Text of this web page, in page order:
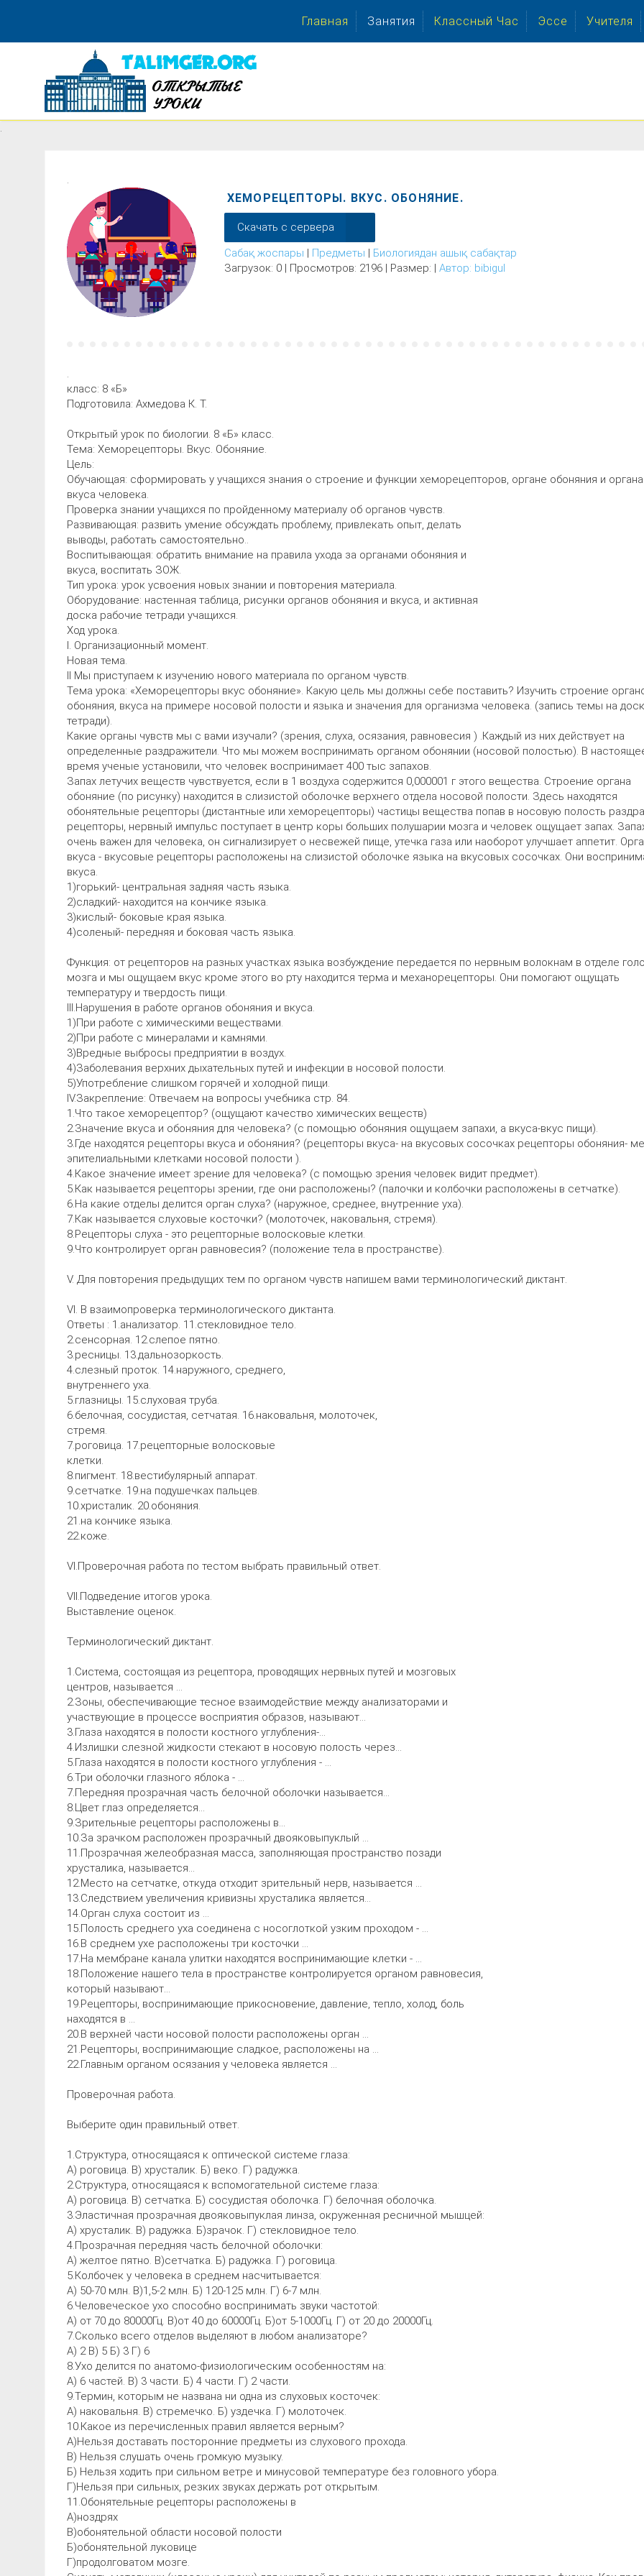
Главная Занятия Классный Час Эссе Учителя
.
.
ХЕМОРЕЦЕПТОРЫ. ВКУС. ОБОНЯНИЕ.
Скачать с сервера
Сабақ жоспары | Предметы | Биологиядан ашық сабақтар
Загрузок: 0 | Просмотров: 2196 | Размер: | Автор: bibigul
класс: 8 «Б»
Подготовила: Ахмедова К. Т.
Открытый урок по биологии. 8 «Б» класс.
Тема: Хеморецепторы. Вкус. Обоняние.
Цель:
Обучающая: сформировать у учащихся знания о строение и функции хеморецепторов, органе обоняния и органа
вкуса человека.
Проверка знании учащихся по пройденному материалу об органов чувств.
Развивающая: развить умение обсуждать проблему, привлекать опыт, делать
выводы, работать самостоятельно..
Воспитывающая: обратить внимание на правила ухода за органами обоняния и
вкуса, воспитать ЗОЖ.
Тип урока: урок усвоения новых знании и повторения материала.
Оборудование: настенная таблица, рисунки органов обоняния и вкуса, и активная
доска рабочие тетради учащихся.
Ход урока.
I. Организационный момент.
Новая тема.
II Мы приступаем к изучению нового материала по органом чувств.
Тема урока: «Хеморецепторы вкус обоняние». Какую цель мы должны себе поставить? Изучить строение
обоняния, вкуса на примере носовой полости и языка и значения для организма человека. (запись темы на
тетради).
Какие органы чувств мы с вами изучали? (зрения, слуха, осязания, равновесия ) .Каждый из них действует на
определенные раздражители. Что мы можем воспринимать органом обонянии (носовой полостью). В
время ученые установили, что человек воспринимает 400 тыс запахов.
Запах летучих веществ чувствуется, если в 1 воздуха содержится 0,000001 г этого вещества. Строение органа
обоняние (по рисунку) находится в слизистой оболочке верхнего отдела носовой полости. Здесь находятся
обонятельные рецепторы (дистантные или хеморецепторы) частицы вещества попав в носовую полость
рецепторы, нервный импульс поступает в центр коры больших полушарии мозга и человек ощущает запах.
очень важен для человека, он сигнализирует о несвежей пище, утечка газа или наоборот улучшает аппетит.
вкуса - вкусовые рецепторы расположены на слизистой оболочке языка на вкусовых сосочках. Они
вкуса.
1)горький- центральная задняя часть языка.
2)сладкий- находится на кончике языка.
3)кислый- боковые края языка.
4)соленый- передняя и боковая часть языка.
Функция: от рецепторов на разных участках языка возбуждение передается по нервным волокнам в отделе
мозга и мы ощущаем вкус кроме этого во рту находится терма и механорецепторы. Они помогают ощущать
температуру и твердость пищи.
III.Нарушения в работе органов обоняния и вкуса.
1)При работе с химическими веществами.
2)При работе с минералами и камнями.
3)Вредные выбросы предприятии в воздух.
4)Заболевания верхних дыхательных путей и инфекции в носовой полости.
5)Употребление слишком горячей и холодной пищи.
IV.Закрепление: Отвечаем на вопросы учебника стр. 84.
1.Что такое хеморецептор? (ощущают качество химических веществ)
2.Значение вкуса и обоняния для человека? (с помощью обоняния ощущаем запахи, а вкуса-вкус пищи).
3.Где находятся рецепторы вкуса и обоняния? (рецепторы вкуса- на вкусовых сосочках рецепторы обоняния-
эпителиальными клетками носовой полости ).
4.Какое значение имеет зрение для человека? (с помощью зрения человек видит предмет).
5.Как называется рецепторы зрении, где они расположены? (палочки и колбочки расположены в сетчатке).
6.На какие отделы делится орган слуха? (наружное, среднее, внутренние уха).
7.Как называется слуховые косточки? (молоточек, наковальня, стремя).
8.Рецепторы слуха - это рецепторные волосковые клетки.
9.Что контролирует орган равновесия? (положение тела в пространстве).
V. Для повторения предыдущих тем по органом чувств напишем вами терминологический диктант.
VI. В взаимопроверка терминологического диктанта.
Ответы : 1.анализатор. 11.стекловидное тело.
2.сенсорная. 12.слепое пятно.
3.ресницы. 13.дальнозоркость.
4.слезный проток. 14.наружного, среднего,
внутреннего уха.
5.глазницы. 15.слуховая труба.
6.белочная, сосудистая, сетчатая. 16.наковальня, молоточек,
стремя.
7.роговица. 17.рецепторные волосковые
клетки.
8.пигмент. 18.вестибулярный аппарат.
9.сетчатке. 19.на подушечках пальцев.
10.христалик. 20.обоняния.
21.на кончике языка.
22.коже.
VI.Проверочная работа по тестом выбрать правильный ответ.
VII.Подведение итогов урока.
Выставление оценок.
Терминологический диктант.
1.Система, состоящая из рецептора, проводящих нервных путей и мозговых
центров, называется …
2.Зоны, обеспечивающие тесное взаимодействие между анализаторами и
участвующие в процессе восприятия образов, называют…
3.Глаза находятся в полости костного углубления-…
4.Излишки слезной жидкости стекают в носовую полость через…
5.Глаза находятся в полости костного углубления - …
6.Три оболочки глазного яблока - …
7.Передняя прозрачная часть белочной оболочки называется…
8.Цвет глаз определяется…
9.Зрительные рецепторы расположены в…
10.За зрачком расположен прозрачный двояковыпуклый …
11.Прозрачная желеобразная масса, заполняющая пространство позади
хрусталика, называется…
12.Место на сетчатке, откуда отходит зрительный нерв, называется …
13.Следствием увеличения кривизны хрусталика является…
14.Орган слуха состоит из …
15.Полость среднего уха соединена с носоглоткой узким проходом - …
16.В среднем ухе расположены три косточки …
17.На мембране канала улитки находятся воспринимающие клетки - …
18.Положение нашего тела в пространстве контролируется органом равновесия,
который называют…
19.Рецепторы, воспринимающие прикосновение, давление, тепло, холод, боль
находятся в …
20.В верхней части носовой полости расположены орган …
21.Рецепторы, воспринимающие сладкое, расположены на …
22.Главным органом осязания у человека является …
Проверочная работа.
Выберите один правильный ответ.
1.Структура, относящаяся к оптической системе глаза:
А) роговица. В) хрусталик. Б) веко. Г) радужка.
2.Структура, относящаяся к вспомогательной системе глаза:
А) роговица. В) сетчатка. Б) сосудистая оболочка. Г) белочная оболочка.
3.Эластичная прозрачная двояковыпуклая линза, окруженная ресничной мышцей:
А) хрусталик. В) радужка. Б)зрачок. Г) стекловидное тело.
4.Прозрачная передняя часть белочной оболочки:
А) желтое пятно. В)сетчатка. Б) радужка. Г) роговица.
5.Колбочек у человека в среднем насчитывается:
А) 50-70 млн. В)1,5-2 млн. Б) 120-125 млн. Г) 6-7 млн.
6.Человеческое ухо способно воспринимать звуки частотой:
А) от 70 до 80000Гц. В)от 40 до 60000Гц. Б)от 5-1000Гц. Г) от 20 до 20000Гц.
7.Сколько всего отделов выделяют в любом анализаторе?
А) 2 В) 5 Б) 3 Г) 6
8.Ухо делится по анатомо-физиологическим особенностям на:
А) 6 частей. В) 3 части. Б) 4 части. Г) 2 части.
9.Термин, которым не названа ни одна из слуховых косточек:
А) наковальня. В) стремечко. Б) уздечка. Г) молоточек.
10.Какое из перечисленных правил является верным?
А)Нельзя доставать посторонние предметы из слухового прохода.
В) Нельзя слушать очень громкую музыку.
Б) Нельзя ходить при сильном ветре и минусовой температуре без головного убора.
Г)Нельзя при сильных, резких звуках держать рот открытым.
11.Обонятельные рецепторы расположены в
А)ноздрях
В)обонятельной области носовой полости
Б)обонятельной луковице
Г)продолговатом мозге.
.